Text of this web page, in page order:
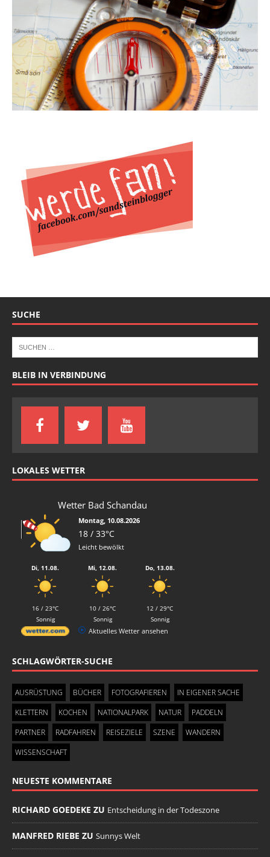
SUCHE
BLEIB IN VERBINDUNG
LOKALES WETTER
Wetter Bad Schandau
Montag, 10.08.2026
18 / 33°C
Leicht bewölkt
Di, 11.08.
16 / 23°C
Sonnig
Mi, 12.08.
10 / 26°C
Sonnig
Do, 13.08.
12 / 29°C
Sonnig
Aktuelles Wetter ansehen
SCHLAGWÖRTER-SUCHE
AUSRÜSTUNG BÜCHER FOTOGRAFIEREN
IN EIGENER SACHE
KLETTERN
KOCHEN NATIONALPARK NATUR
PADDELN
PARTNER
RADFAHREN REISEZIELE SZENE
WANDERN
WISSENSCHAFT
NEUESTE KOMMENTARE
RICHARD GOEDEKE ZU Entscheidung in der Todeszone
MANFRED RIEBE ZU Sunnys Welt